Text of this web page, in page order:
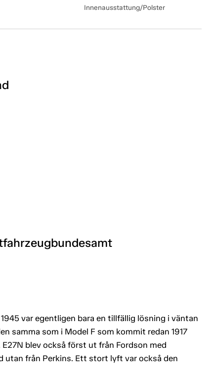
Innenausstattung/Polster
var egentligen bara en tillfällig lösning i väntan
samma som i Model F som kommit redan 1917
blev också först ut från Fordson med
utan från Perkins. Ett stort lyft var också den